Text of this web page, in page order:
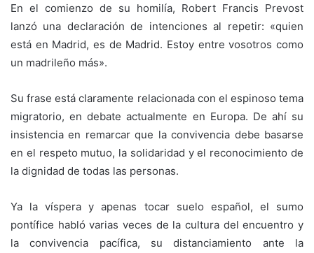
En el comienzo de su homilía, Robert Francis Prevost
lanzó una declaración de intenciones al repetir: «quien
está en Madrid, es de Madrid. Estoy entre vosotros como
un madrileño más».
Su frase está claramente relacionada con el espinoso tema
migratorio, en debate actualmente en Europa. De ahí su
insistencia en remarcar que la convivencia debe basarse
en el respeto mutuo, la solidaridad y el reconocimiento de
la dignidad de todas las personas.
Ya la víspera y apenas tocar suelo español, el sumo
pontífice habló varias veces de la cultura del encuentro y
la convivencia pacífica, su distanciamiento ante la